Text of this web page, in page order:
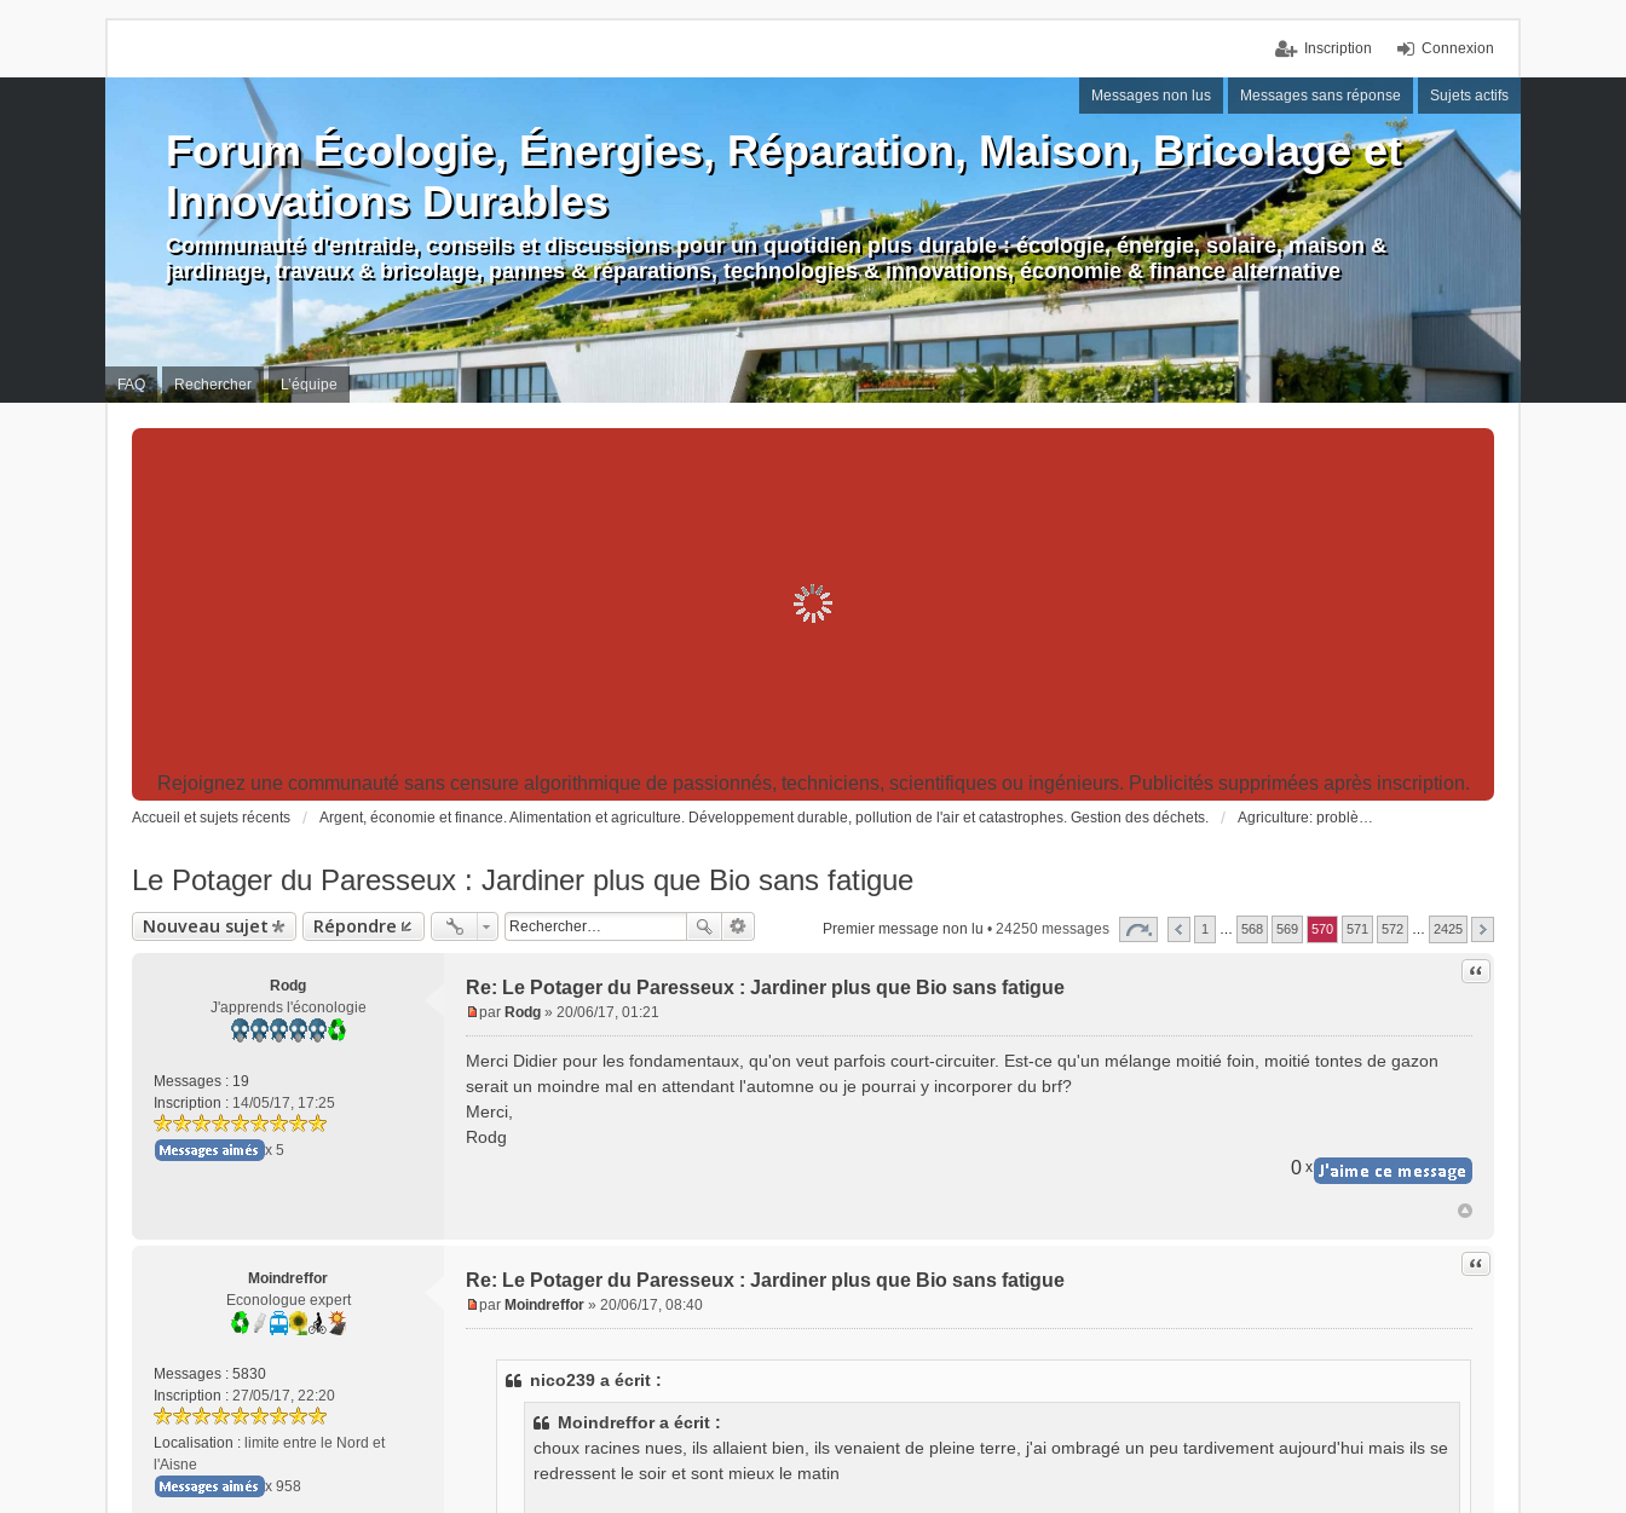
Connexion
Inscription
Messages non lus Messages sans réponse Sujets actifs
FAQ Rechercher L’équipe
Forum Écologie, Énergies, Réparation, Maison, Bricolage et
Innovations Durables
Communauté d'entraide, conseils et discussions pour un quotidien plus durable : écologie, énergie, solaire, maison &
jardinage, travaux & bricolage, pannes & réparations, technologies & innovations, économie & finance alternative
Rejoignez une communauté sans censure algorithmique de passionnés, techniciens, scientifiques ou ingénieurs. Publicités supprimées après inscription.
Accueil et sujets récents Argent, économie et finance. Alimentation et agriculture. Développement durable, pollution de l'air et catastrophes. Gestion des déchets. Agriculture: problèmes et pollutions, nouvelles techniques et solutions
Le Potager du Paresseux : Jardiner plus que Bio sans fatigue
Nouveau sujet Répondre Premier message non lu • 24250 messages 1 568 569 570 571 572 2425
Rodg
J'apprends l'éconologie
Messages : 19
Inscription : 14/05/17, 17:25
x 5
Re: Le Potager du Paresseux : Jardiner plus que Bio sans fatigue
Citer
s
s
a
g
par Rodg » 20/06/17, 01:21
Merci Didier pour les fondamentaux, qu'on veut parfois court-circuiter. Est-ce qu'un mélange moitié foin, moitié tontes de gazon
serait un moindre mal en attendant l'automne ou je pourrai y incorporer du brf?
Merci,
Rodg
0 x
Moindreffor
Econologue expert
Messages : 5830
Inscription : 27/05/17, 22:20
Localisation : limite entre le Nord et
l'Aisne
x 958
Re: Le Potager du Paresseux : Jardiner plus que Bio sans fatigue
Citer
par Moindreffor » 20/06/17, 08:40
nico239 a écrit :
Moindreffor a écrit :
choux racines nues, ils allaient bien, ils venaient de pleine terre, j'ai ombragé un peu tardivement aujourd'hui mais ils se
redressent le soir et sont mieux le matin